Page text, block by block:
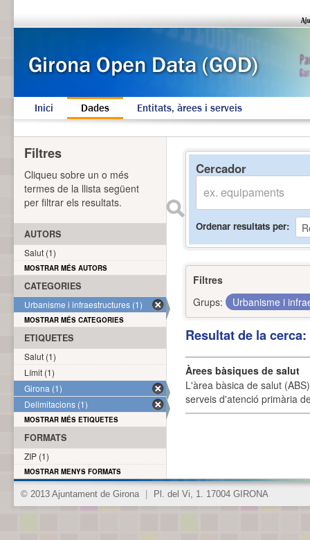
Inici Dades Entitats, àrees i serveis
Cercador
Ordenar resultats per
Filtres
Grups:
Urbanisme i
Resultat de la
Àrees bàsiques de salut
L'àrea bàsica de salut
serveis d'atenció primària
Filtres
Cliqueu sobre un o més
termes de la llista següent
per filtrar els resultats.
AUTORS
Salut (1)
MOSTRAR MÉS AUTORS
CATEGORIES
Urbanisme i infraestructures (1)
MOSTRAR MÉS CATEGORIES
ETIQUETES
Salut (1)
Límit (1)
Girona (1)
Delimitacions (1)
MOSTRAR MÉS ETIQUETES
FORMATS
ZIP (1)
MOSTRAR MENYS FORMATS
© 2013 Ajuntament de Girona Pl. del Vi, 1. 17004 GIRONA